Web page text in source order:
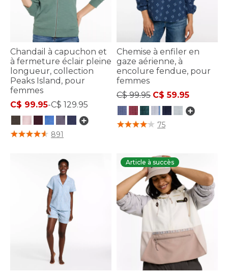
Chandail à capuchon et
à fermeture éclair pleine
longueur, collection
Peaks Island, pour
femmes
C$ 99.95-C$ 129.95
3,3 sur 5 Évaluation des clients
891
Chemise à enfiler en
gaze aérienne, à
encolure fendue, pour
femmes
Price reduced from
C$ 99.95to
C$ 59.95
4,1 sur 5 Évaluation des clients
75
Article à succès